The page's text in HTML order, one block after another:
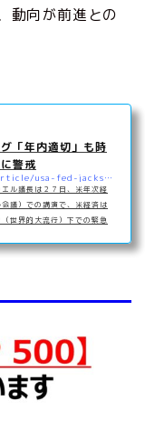
動向が前進との
「年内適切」も時
警戒
https://jp.reuters.com/article/usa-fed-jacksonhole-powell-idJPKBN2FS1MS
ル議長は２７日、米年次経
議）での講演で、米経済は
世界的大流行）下での緊急
進は収束する可能性が高い
的な時期については明言を